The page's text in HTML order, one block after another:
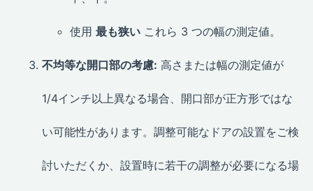
使用 最も狭い これら 3 つの幅の測定値。
不均等な開口部の考慮: 高さまたは幅の測定値が
1/4インチ以上異なる場合、開口部が正方形ではな
い可能性があります。調整可能なドアの設置をご検
討いただくか、設置時に若干の調整が必要になる場